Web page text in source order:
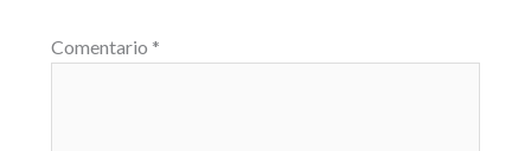
Comentario *